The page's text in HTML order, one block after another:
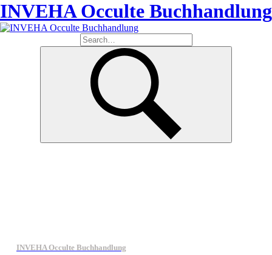
INVEHA Occulte Buchhandlung
INVEHA Occulte Buchhandlung